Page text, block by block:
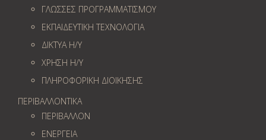
ΓΛΩΣΣΕΣ ΠΡΟΓΡΑΜΜΑΤΙΣΜΟΥ
ΕΚΠΑΙΔΕΥΤΙΚΗ ΤΕΧΝΟΛΟΓΙΑ
ΔΙΚΤΥΑ Η/Υ
ΧΡΗΣΗ Η/Υ
ΠΛΗΡΟΦΟΡΙΚΗ ΔΙΟΙΚΗΣΗΣ
ΠΕΡΙΒΑΛΛΟΝΤΙΚΑ
ΠΕΡΙΒΑΛΛΟΝ
ΕΝΕΡΓΕΙΑ